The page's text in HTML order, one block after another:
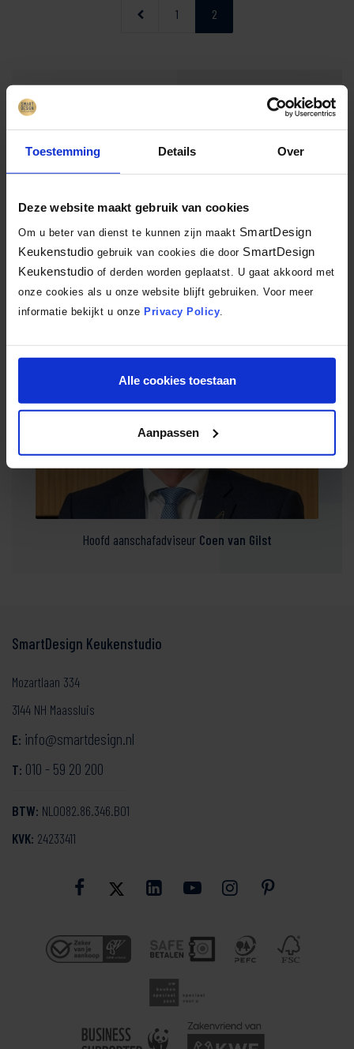
Toestemming Details Over
Deze website maakt gebruik van cookies
Om u beter van dienst te kunnen zijn maakt SmartDesign
Keukenstudio gebruik van cookies die door SmartDesign
Keukenstudio of derden worden geplaatst. U gaat akkoord met
onze cookies als u onze website blijft gebruiken. Voor meer
informatie bekijkt u onze Privacy Policy
Alle cookies toestaan
Aanpassen
1 2
Zoekt u
Maak dan een afspraak met één van onze adviseurs om uw
010 - 59 20 200
Neem contact op
Hoofd aanschafadviseur Coen van Gilst
SmartDesign Keukenstudio
Mozartlaan 334
3144 NH Maassluis
E: info@smartdesign.nl
T: 010 - 59 20 200
BTW: NL0082.86.346.B01
KVK: 24233411